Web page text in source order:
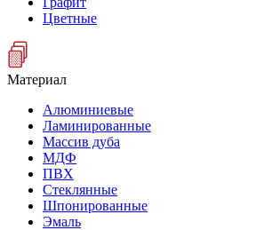
Цветные
Материал
Алюминиевые
Ламинированные
Массив дуба
МДФ
ПВХ
Стеклянные
Шпонированные
Эмаль